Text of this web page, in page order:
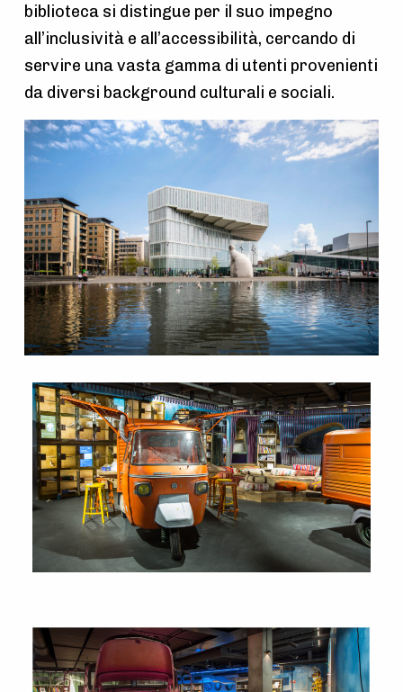
biblioteca si distingue per il suo impegno
all’inclusività e all’accessibilità, cercando di
servire una vasta gamma di utenti provenienti
da diversi background culturali e sociali.